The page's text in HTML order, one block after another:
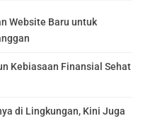
Website Baru untuk
Kebiasaan Finansial Sehat
di Lingkungan, Kini Juga